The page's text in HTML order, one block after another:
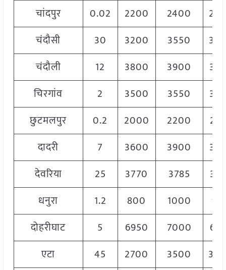
चांदपुर
0.02 2200 2400
चंदौसी
30 3200 3550
चंदौली
12 3800 3900
चिरगांव
2 3500 3550
छुटमलपुर
0.2 2000 2200
दादरी
7 3600 3900
देवरिया
25 3770 3785
धनुरा
1.2 800 1000
दोहरीघाट
5 6950 7000
एटा
45 2700 3500